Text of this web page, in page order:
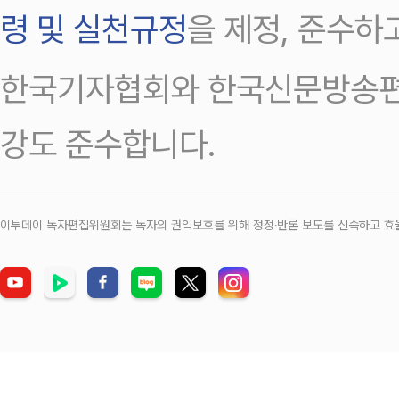
령 및 실천규정을 제정, 준수하
한국기자협회와 한국신문방송
강도 준수합니다.
이투데이 독자편집위원회는 독자의 권익보호를 위해 정정‧반론 보도를 신속하고